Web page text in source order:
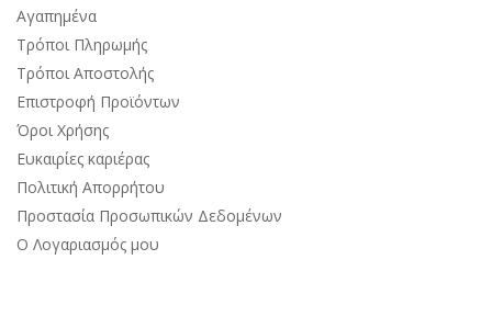
Αγαπημένα
Τρόποι Πληρωμής
Τρόποι Αποστολής
Επιστροφή Προϊόντων
Όροι Χρήσης
Ευκαιρίες καριέρας
Πολιτική Απορρήτου
Προστασία Προσωπικών Δεδομένων
Ο Λογαριασμός μου